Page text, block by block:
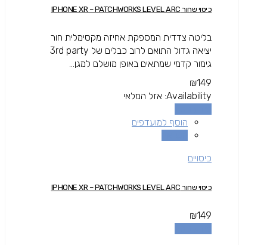
כיסוי שחור IPHONE XR – PATCHWORKS LEVEL ARC
בליטה צדדית המספקת אחיזה מקסימלית חור
יציאה גדול התואם לרוב כבלים של 3rd party
גימור קדמי שמתאים באופן מושלם למגן...
₪149
Availability: אזל המלאי
הוסף למועדפים
כיסויים
כיסוי שחור IPHONE XR – PATCHWORKS LEVEL ARC
₪149